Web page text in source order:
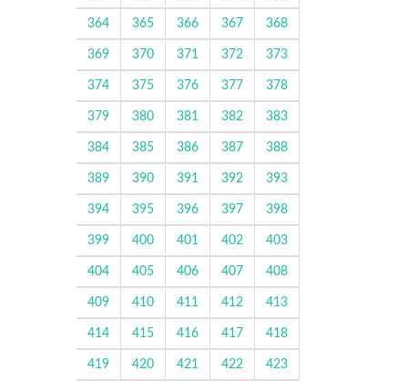
364 365 366 367 368
369 370 371 372 373
374 375 376 377 378
379 380 381 382 383
384 385 386 387 388
389 390 391 392 393
394 395 396 397 398
399 400 401 402 403
404 405 406 407 408
409 410 411 412 413
414 415 416 417 418
419 420 421 422 423